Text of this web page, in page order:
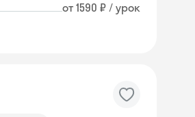
от 1590 ₽ / урок